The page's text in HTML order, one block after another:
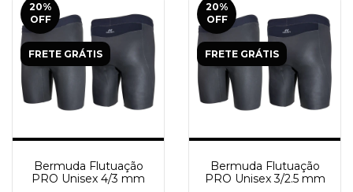
20%
OFF
FRETE GRÁTIS
Bermuda Flutuação
PRO Unisex 4/3 mm
20%
OFF
FRETE GRÁTIS
Bermuda Flutuação
PRO Unisex 3/2.5 mm